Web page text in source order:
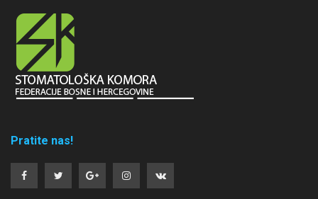
Pratite nas!